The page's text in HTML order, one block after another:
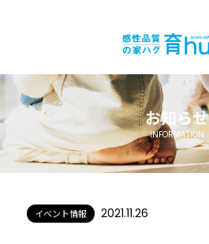
お知らせ
INFORMATION
イベント情報 2021.11.26